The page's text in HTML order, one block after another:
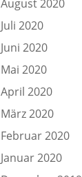
August 2020
Juli 2020
Juni 2020
Mai 2020
April 2020
März 2020
Februar 2020
Januar 2020